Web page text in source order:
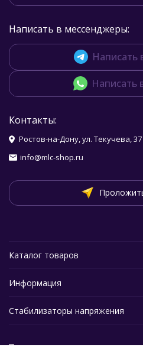
Написать в мессенджеры:
Написать
Написать
Контакты:
Ростов-на-Дону, ул. Текучева, 37
info@mlc-shop.ru
Каталог товаров
Информация
Стабилизаторы напряжения